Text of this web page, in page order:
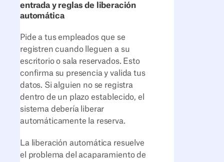
entrada y reglas de liberación
automática
Pide a tus empleados que se
registren cuando lleguen a su
escritorio o sala reservados. Esto
confirma su presencia y valida tus
datos. Si alguien no se registra
dentro de un plazo establecido, el
sistema debería liberar
automáticamente la reserva.
La liberación automática resuelve
el problema del acaparamiento de